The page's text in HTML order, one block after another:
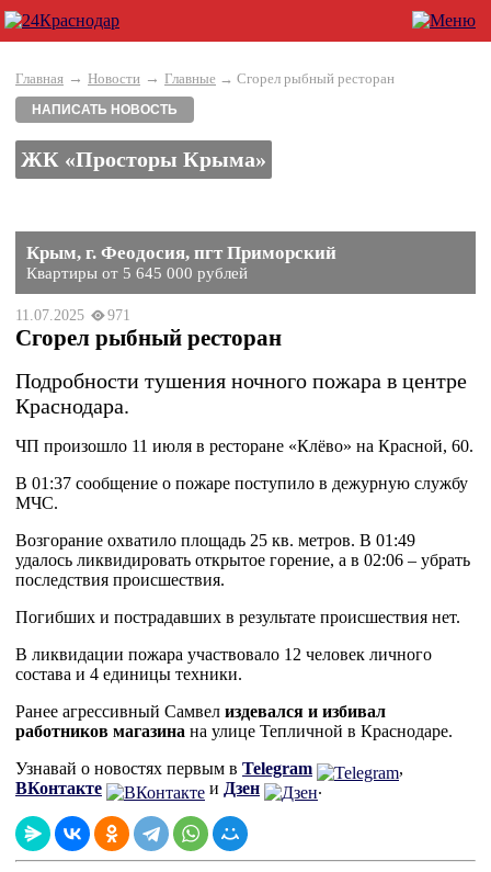
Главная → Новости → Главные → Сгорел рыбный ресторан
НАПИСАТЬ НОВОСТЬ
ЖК «Просторы Крыма»
Крым, г. Феодосия, пгт Приморский
Квартиры от 5 645 000 рублей
11.07.2025 971
Сгорел рыбный ресторан
Подробности тушения ночного пожара в центре
Краснодара.
ЧП произошло 11 июля в ресторане «Клёво» на Красной, 60.
В 01:37 сообщение о пожаре поступило в дежурную службу
МЧС.
Возгорание охватило площадь 25 кв. метров. В 01:49
удалось ликвидировать открытое горение, а в 02:06 – убрать
последствия происшествия.
Погибших и пострадавших в результате происшествия нет.
В ликвидации пожара участвовало 12 человек личного
состава и 4 единицы техники.
Ранее агрессивный Самвел издевался и избивал
работников магазина на улице Тепличной в Краснодаре.
Узнавай о новостях первым в Telegram
,
ВКонтакте
и Дзен .